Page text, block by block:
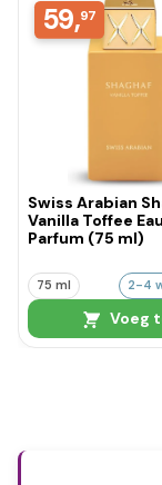
59,97
Swiss Arabian
Vanilla Toffee
Parfum (75 ml)
75 ml 2-4
Voeg